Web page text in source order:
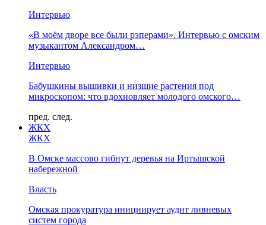
Интервью
«В моём дворе все были рэперами». Интервью с омским
музыкантом Александром…
Интервью
Бабушкины вышивки и низшие растения под
микроскопом: что вдохновляет молодого омского…
пред. след.
ЖКХ
ЖКХ
В Омске массово гибнут деревья на Иртышской
набережной
Власть
Омская прокуратура инициирует аудит ливневых
систем города